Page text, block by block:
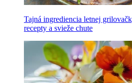
Tajná ingrediencia letnej
recepty a svieže chute